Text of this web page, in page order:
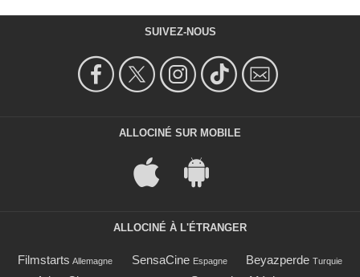
SUIVEZ-NOUS
ALLOCINÉ SUR MOBILE
ALLOCINÉ À L'ÉTRANGER
Filmstarts Allemagne SensaCine Espagne Beyazperde Turquie